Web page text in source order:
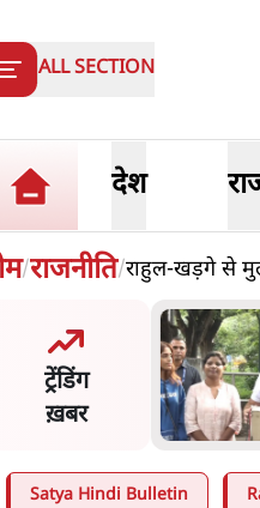
ALL SECTION
देश
/राजनीति/राहुल-खड़गे से
ट्रेंडिंग
ख़बर
सरकार
न दिखाए
SC
Satya Hindi Bulletin